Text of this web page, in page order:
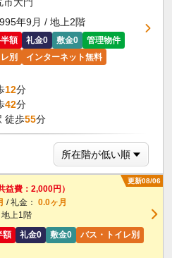
市大門
年9月 / 地上2階
額 礼金0 敷金0
管理物件
別
インターネット無料
12分
42分
徒歩55分
更新08/06
益費：2,000円）
/ 礼金： 0.0ヶ月
上1階
額
礼金0 敷金0 バス・トイレ別